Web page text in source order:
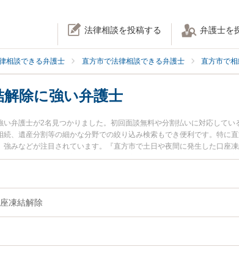
法律相談を投稿する 弁護士を
相談できる弁護士 直方市で法律相談できる弁護士 直方市で
除に強い弁護士
弁護士が2名見つかりました。初回面談無料や分割払いに対応して
、遺産分割等の細かな分野での絞り込み検索もでき便利です。特に
みなどが注目されています。『直方市で土日や夜間に発生した口座
士を検索したい』『初回相談無料で口座凍結解除を法律相談できる直
凍結解除